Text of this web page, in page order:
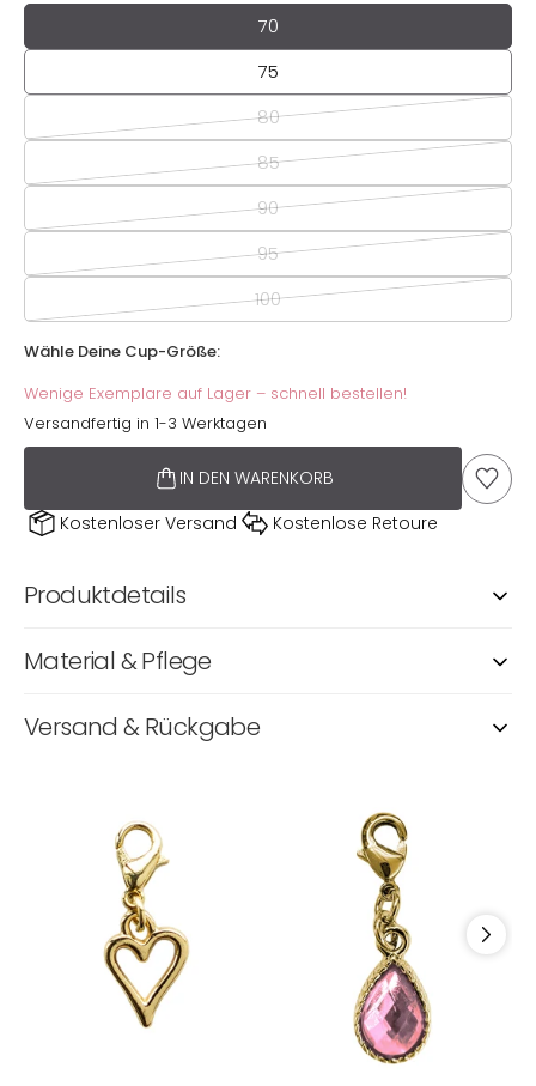
Wähle Dein Unterbrustband 70
75
80
85
90
95
100
Wähle Deine Cup-Größe:
Wenige Exemplare auf Lager – schnell bestellen!
Versandfertig in 1-3 Werktagen
IN DEN WARENKORB AUF
Kostenloser Versand Kostenlose Retoure
Produktdetails
Material & Pflege
Versand & Rückgabe